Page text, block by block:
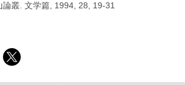
論叢. 文学篇, 1994, 28, 19-31